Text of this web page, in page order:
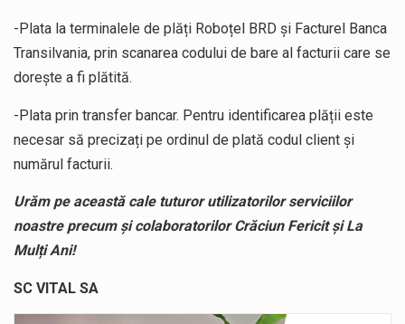
-Plata la terminalele de plăți Roboțel BRD și Facturel Banca
Transilvania, prin scanarea codului de bare al facturii care se
doreşte a fi plătită.
-Plata prin transfer bancar. Pentru identificarea plății este
necesar să precizați pe ordinul de plată codul client și
numărul facturii.
Urăm pe această cale tuturor utilizatorilor serviciilor
noastre precum și colaboratorilor Crăciun Fericit și La
Mulți Ani!
SC VITAL SA